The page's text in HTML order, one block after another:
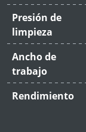
Presión de
limpieza
Ancho de
trabajo
Rendimiento